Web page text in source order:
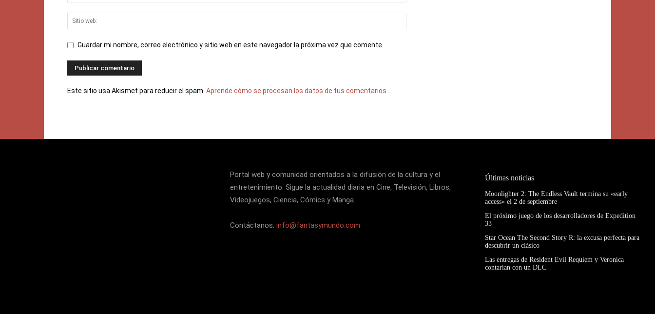
Guardar mi nombre, correo electrónico y sitio web en este navegador la próxima vez que comente.
Este sitio usa Akismet para reducir el spam. Aprende cómo se procesan los datos de tus comentarios.
Portal web y comunidad orientados a la difusión de la cultura y el
entretenimiento. Sigue la actualidad diaria en Cine, Televisión, Libros,
Videojuegos, Ciencia, Cómics y Manga.
Contáctanos: info@fantasymundo.com
Últimas noticias
Moonlighter 2: The Endless Vault termina su «early
access» el 2 de septiembre
El próximo juego de los desarrolladores de Expedition
33
Star Ocean The Second Story R: la excusa perfecta para
descubrir un clásico
Las entregas de Resident Evil Requiem y Veronica
contarían con un DLC